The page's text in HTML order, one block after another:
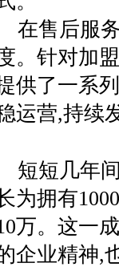
在售后服
。针对加
供了一系
运营,持续
短短几年
为拥有
万。这一
企业精神,